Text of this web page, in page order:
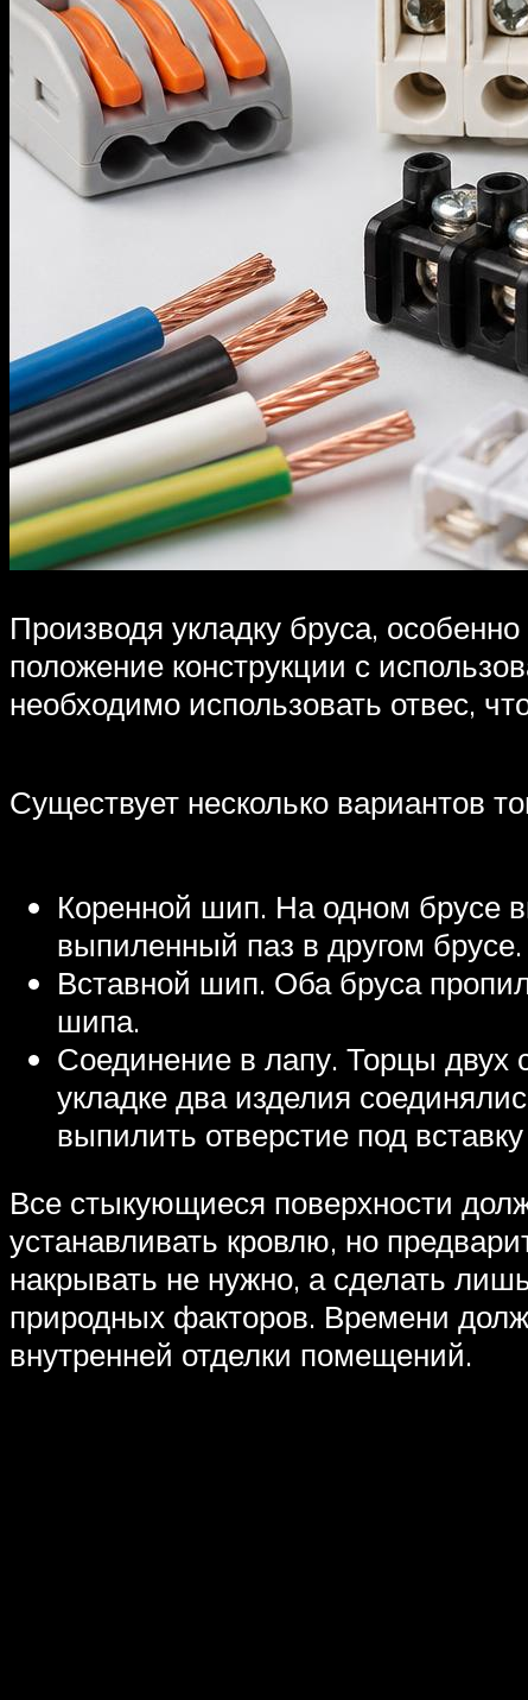
Производя укладку бруса,
положение конструкции с
необходимо использовать отвес,
Существует несколько вариантов
Коренной шип. На одном брусе
выпиленный паз в другом брусе.
Вставной шип. Оба бруса
шипа.
Соединение в лапу. Торцы двух
укладке два изделия
выпилить отверстие под
Все стыкующиеся поверхности
устанавливать кровлю, но
накрывать не нужно, а сделать
природных факторов. Времени
внутренней отделки помещений.